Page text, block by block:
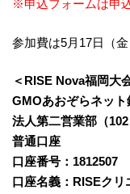
※申込フォームは申
参加費は5月17日（
＜RISE Nova福岡大
GMOあおぞらネット
法人第二営業部（102
普通口座
口座番号：1812507
口座名義：RISEク